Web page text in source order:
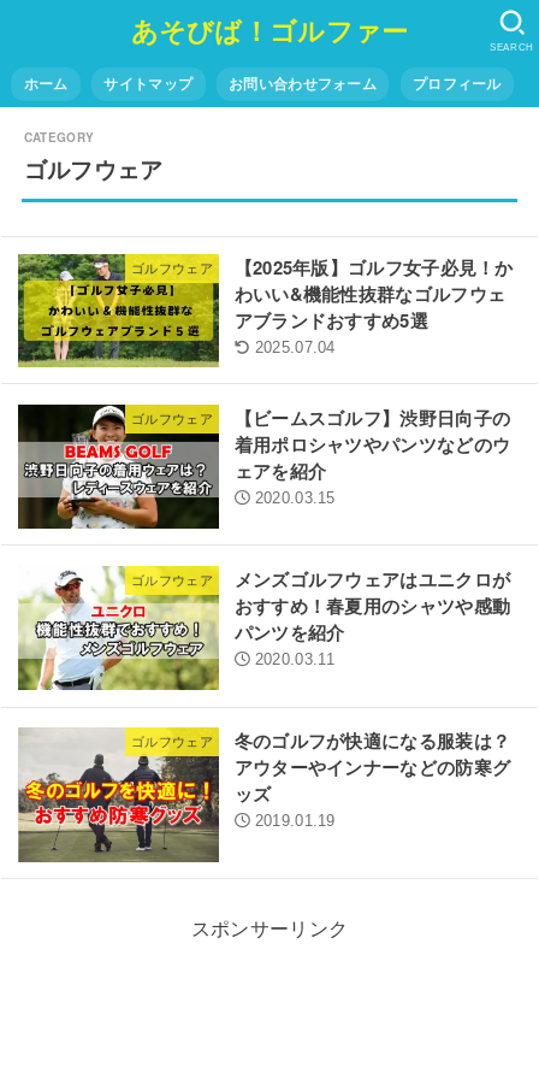
あそびば！ゴルファー
ホーム サイトマップ お問い合わせフォーム プロフィール
SEARCH
ゴルフウェア
ゴルフウェア
【2025年版】ゴルフ女子必見！か
わいい&機能性抜群なゴルフウェ
アブランドおすすめ5選
2025.07.04
ゴルフウェア
【ビームスゴルフ】渋野日向子の
着用ポロシャツやパンツなどのウ
ェアを紹介
2020.03.15
ゴルフウェア
メンズゴルフウェアはユニクロが
おすすめ！春夏用のシャツや感動
パンツを紹介
2020.03.11
ゴルフウェア
冬のゴルフが快適になる服装は？
アウターやインナーなどの防寒グ
ッズ
2019.01.19
スポンサーリンク